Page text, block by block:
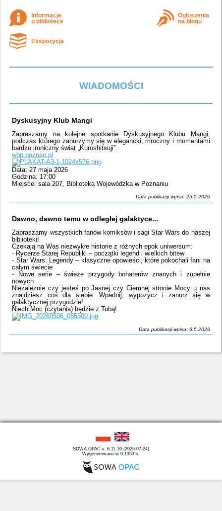
Informacje
o bibliotece
Ogłoszenia
na blogu
Ekspozycja
WIADOMOŚCI
Dyskusyjny Klub Mangi
Zapraszamy na kolejne spotkanie Dyskusyjnego Klubu Mangi,
podczas którego zanurzymy się w elegancki, mroczny i momentami
bardzo ironiczny świat „Kuroshitsuji”.
wbp.poznan.pl
Data: 27 maja 2026
Godzina: 17:00
Miejsce: sala 207, Biblioteka Wojewódzka w Poznaniu
Data publikacji wpisu: 25.5.2026
Dawno, dawno temu w odległej galaktyce...
Zapraszamy wszystkich fanów komiksów i sagi Star Wars do naszej
biblioteki!
Czekają na Was niezwykłe historie z różnych epok uniwersum:
- Rycerze Starej Republiki – początki legend i wielkich bitew
- Star Wars: Legendy – klasyczne opowieści, które pokochali fani na
całym świecie
- Nowe serie – świeże przygody bohaterów znanych i zupełnie
nowych
Niezależnie czy jesteś po Jasnej czy Ciemnej stronie Mocy u nas
znajdziesz coś dla siebie. Wpadnij, wypożycz i zanurz się w
galaktycznej przygodzie!
Niech Moc (czytania) będzie z Tobą!
Data publikacji wpisu: 6.5.2026
SOWA OPAC v. 6.11.10 (2026-07-24)
Wygenerowano w 0,1353 s.